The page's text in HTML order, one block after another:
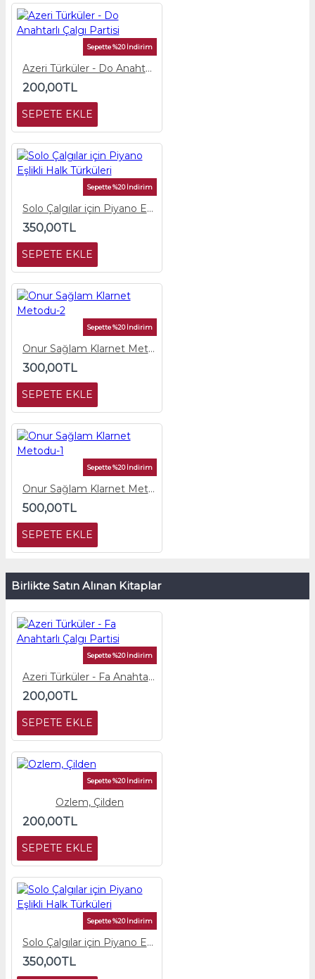
Sepette %20 İndirim
Azeri Türküler - Do Anahtarlı Çalgı Partisi
200,00TL
SEPETE EKLE
Sepette %20 İndirim
Solo Çalgılar için Piyano Eşlikli Halk Türküleri
350,00TL
SEPETE EKLE
Sepette %20 İndirim
Onur Sağlam Klarnet Metodu-2
300,00TL
SEPETE EKLE
Sepette %20 İndirim
Onur Sağlam Klarnet Metodu-1
500,00TL
SEPETE EKLE
Birlikte Satın Alınan Kitaplar
Sepette %20 İndirim
Azeri Türküler - Fa Anahtarlı Çalgı Partisi
200,00TL
SEPETE EKLE
Sepette %20 İndirim
Ozlem, Çilden
200,00TL
SEPETE EKLE
Sepette %20 İndirim
Solo Çalgılar için Piyano Eşlikli Halk Türküleri
350,00TL